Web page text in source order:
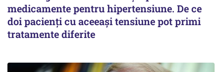
medicamente pentru hipertensiune. De ce
doi pacienți cu aceeași tensiune pot primi
tratamente diferite